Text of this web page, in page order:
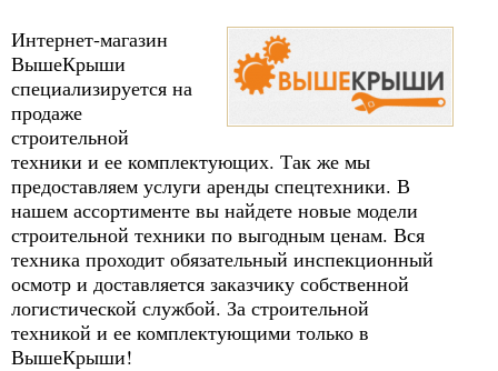
Интернет-магазин
ВышеКрыши
специализируется на
продаже
строительной
техники и ее комплектующих. Так же мы
предоставляем услуги аренды спецтехники. В
нашем ассортименте вы найдете новые модели
строительной техники по выгодным ценам. Вся
техника проходит обязательный инспекционный
осмотр и доставляется заказчику собственной
логистической службой. За строительной
техникой и ее комплектующими только в
ВышеКрыши!